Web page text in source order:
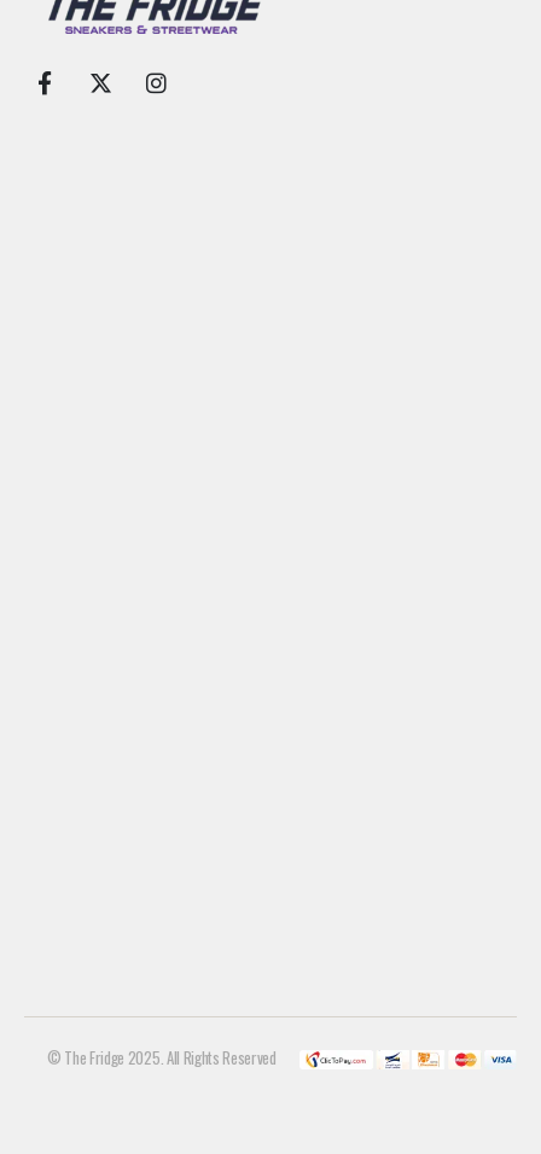
© The Fridge 2025. All Rights Reserved